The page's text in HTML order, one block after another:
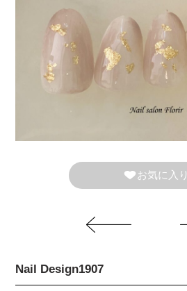
お気に入り
Nail Design1907